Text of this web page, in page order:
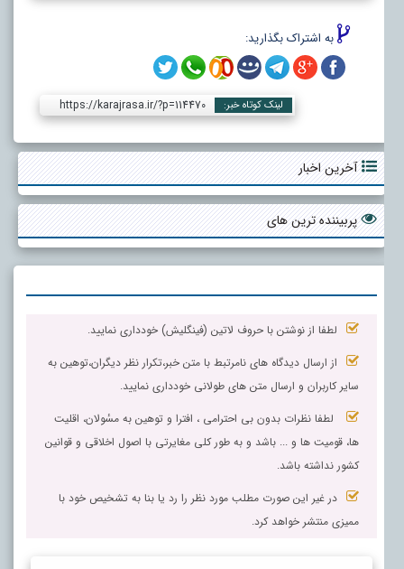
به اشتراک بگذارید:
لینک کوتاه خبر: https://karajrasa.ir/?p=114470
آخرین اخبار
پربیننده ترین های
لطفا از نوشتن با حروف لاتین (فینگلیش) خودداری نمایید.
از ارسال دیدگاه های نامرتبط با متن خبر،تکرار نظر دیگران،توهین به
سایر کاربران و ارسال متن های طولانی خودداری نمایید.
لطفا نظرات بدون بی احترامی ، افترا و توهین به مسٔولان، اقلیت
ها، قومیت ها و ... باشد و به طور کلی مغایرتی با اصول اخلاقی و قوانین
کشور نداشته باشد.
در غیر این صورت مطلب مورد نظر را رد یا بنا به تشخیص خود با
ممیزی منتشر خواهد کرد.